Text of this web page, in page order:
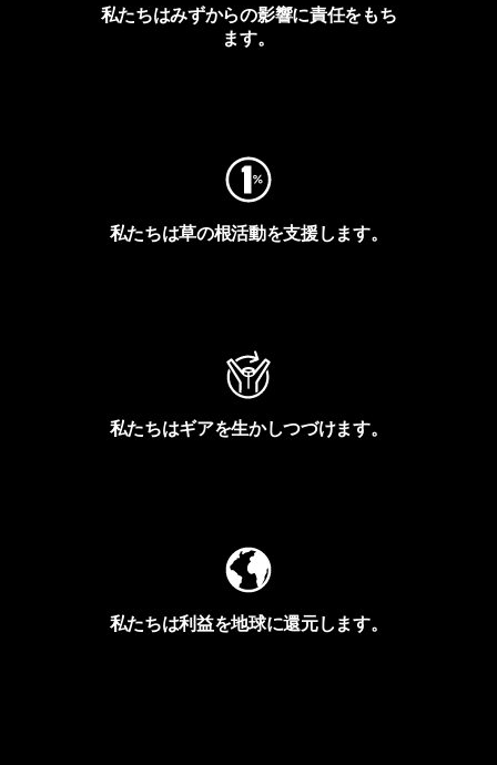
私たちはみずからの影響に責任をもち
ます。
私たちは草の根活動を支援します。
私たちはギアを生かしつづけます。
私たちは利益を地球に還元します。